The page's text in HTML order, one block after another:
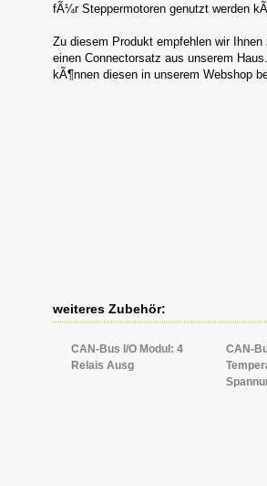
fÃ¼r Steppermotoren genutzt werden
Zu diesem Produkt empfehlen wir
einen Connectorsatz aus unserem
kÃ¶nnen diesen in unserem Webshop
weiteres Zubehör:
CAN-Bus I/O Modul: 4
Relais Ausg
CAN-